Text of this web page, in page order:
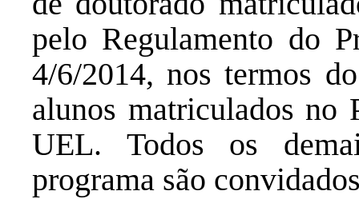
pelo Regulamento do
4/6/2014, nos termos
alunos matriculados
UEL. Todos os
programa são